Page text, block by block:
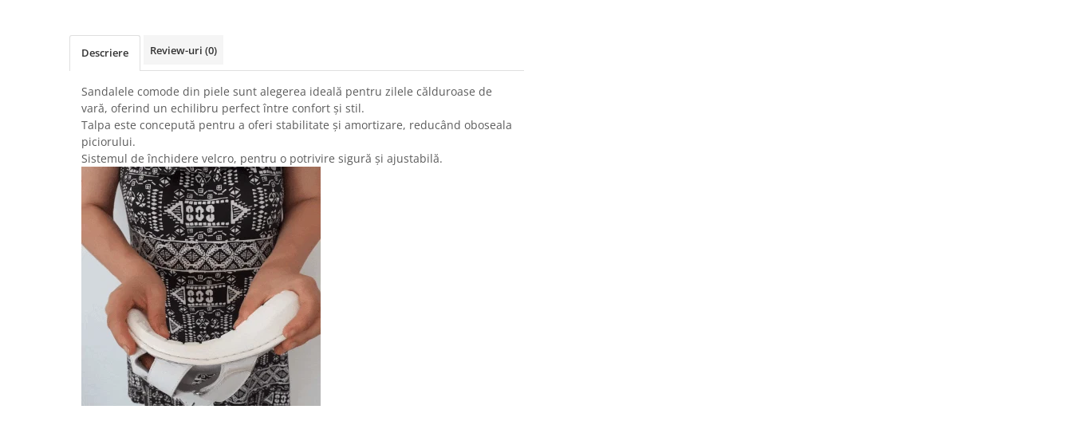
Descriere Review-uri (0)
Sandalele comode din piele sunt alegerea ideală pentru zilele călduroase de
vară, oferind un echilibru perfect între confort și stil.
Talpa este concepută pentru a oferi stabilitate și amortizare, reducând oboseala
piciorului.
Sistemul de închidere velcro, pentru o potrivire sigură și ajustabilă.